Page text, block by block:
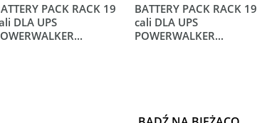
PACK RACK 19
DLA UPS
BATTERY PACK RACK 19
cali DLA UPS
POWERWALKER...